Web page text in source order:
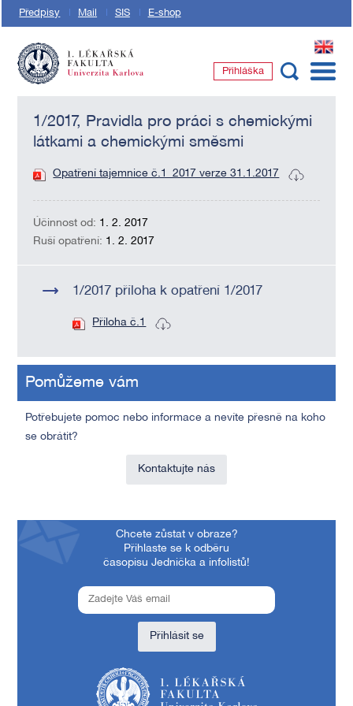
Předpisy Mail SIS E-shop
EN
Přihláška
1/2017, Pravidla pro práci s chemickými
látkami a chemickými směsmi
Opatření tajemnice č.1_2017 verze 31.1.2017
Účinnost od: 1. 2. 2017
Ruší opatření: 1. 2. 2017
1/2017 příloha k opatření 1/2017
Příloha č.1
Pomůžeme vám
Potřebujete pomoc nebo informace a nevíte přesně na koho
se obrátit?
Kontaktujte nás
Chcete zůstat v obraze?
Přihlaste se k odběru
časopisu Jednička a infolistů!
Přihlásit se